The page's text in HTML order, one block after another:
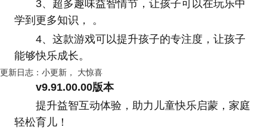
3、超多趣味益智情节，让孩子可以在玩乐中
学到更多知识， 。
4、这款游戏可以提升孩子的专注度，让孩子
能够快乐成长。
更新日志：小更新， 大惊喜
v9.91.00.00版本
提升益智互动体验，助力儿童快乐启蒙，家庭
轻松育儿！